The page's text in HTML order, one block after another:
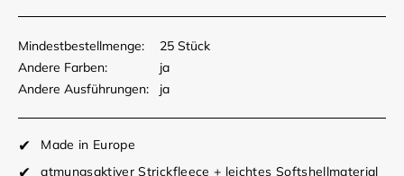
Mindestbestellmenge:
25 Stück
Andere Farben:
ja
Andere Ausführungen:
ja
Made in Europe
atmungsaktiver Strickfleece + leichtes Softshellmaterial